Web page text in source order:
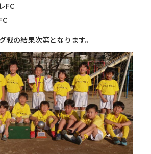
FC
戦の結果次第となります。